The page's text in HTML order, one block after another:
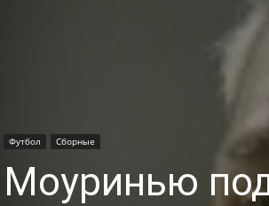
Футбол Сборные
Моуринью